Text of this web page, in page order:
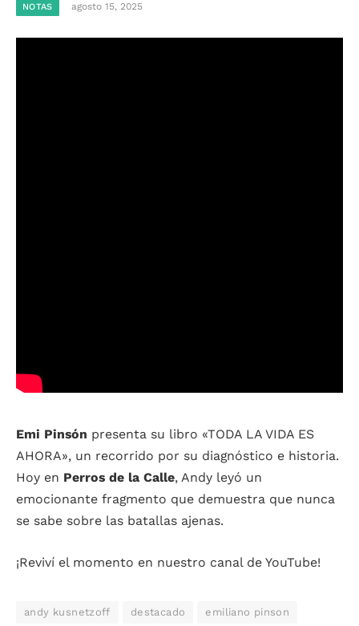
NOTAS agosto 15, 2025
Emi Pinsón presenta su libro «TODA LA VIDA ES
AHORA», un recorrido por su diagnóstico e historia.
Hoy en Perros de la Calle, Andy leyó un
emocionante fragmento que demuestra que nunca
se sabe sobre las batallas ajenas.
¡Reviví el momento en nuestro canal de YouTube!
andy kusnetzoff destacado emiliano pinson